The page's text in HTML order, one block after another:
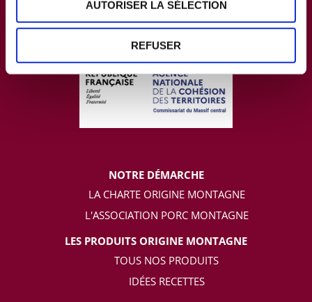
AUTORISER LA SÉLECTION
REFUSER
NOTRE DÉMARCHE
LA CHARTE ORIGINE MONTAGNE
L'ASSOCIATION PORC MONTAGNE
LES PRODUITS ORIGINE MONTAGNE
TOUS NOS PRODUITS
IDÉES RECETTES